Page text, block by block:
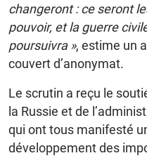
changeront : ce seront
pouvoir, et la guerre
poursuivra », estime un
couvert d’anonymat.
Le scrutin a reçu le
la Russie et de
qui ont tous manifesté
développement des